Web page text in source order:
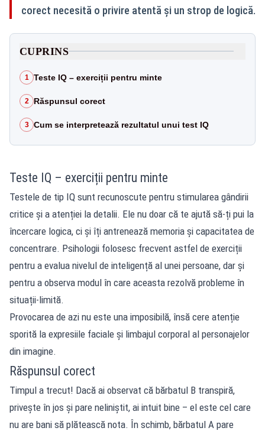
corect necesită o privire atentă și un strop de logică.
CUPRINS
1 Teste IQ – exerciții pentru minte
2 Răspunsul corect
3 Cum se interpretează rezultatul unui test IQ
Teste IQ – exerciții pentru minte
Testele de tip IQ sunt recunoscute pentru stimularea gândirii
critice și a atenției la detalii. Ele nu doar că te ajută să-ți pui la
încercare logica, ci și îți antrenează memoria și capacitatea de
concentrare. Psihologii folosesc frecvent astfel de exerciții
pentru a evalua nivelul de inteligență al unei persoane, dar și
pentru a observa modul în care aceasta rezolvă probleme în
situații-limită.
Provocarea de azi nu este una imposibilă, însă cere atenție
sporită la expresiile faciale și limbajul corporal al personajelor
din imagine.
Răspunsul corect
Timpul a trecut! Dacă ai observat că bărbatul B transpiră,
privește în jos și pare neliniștit, ai intuit bine – el este cel care
nu are bani să plătească nota. În schimb, bărbatul A pare